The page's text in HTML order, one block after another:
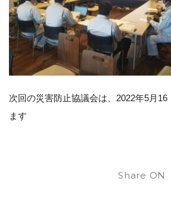
次回の災害防止協議会は、2022年5月16
ます
Share ON